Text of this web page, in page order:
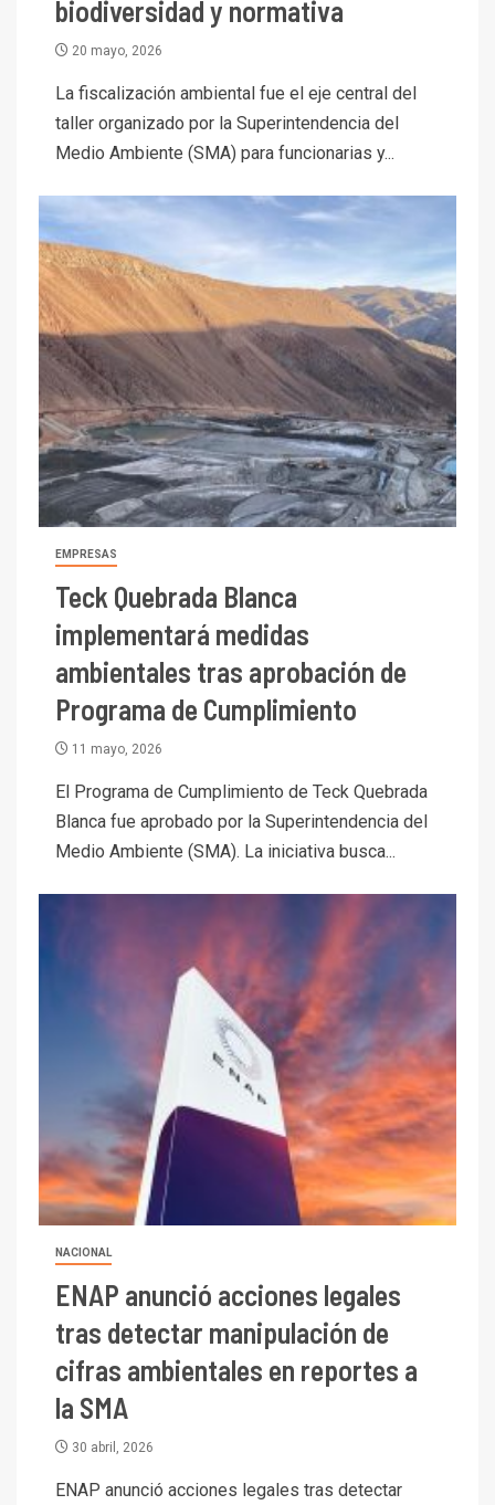
biodiversidad y normativa
20 mayo, 2026
La fiscalización ambiental fue el eje central del
taller organizado por la Superintendencia del
Medio Ambiente (SMA) para funcionarias y...
EMPRESAS
Teck Quebrada Blanca
implementará medidas
ambientales tras aprobación de
Programa de Cumplimiento
11 mayo, 2026
El Programa de Cumplimiento de Teck Quebrada
Blanca fue aprobado por la Superintendencia del
Medio Ambiente (SMA). La iniciativa busca...
NACIONAL
ENAP anunció acciones legales
tras detectar manipulación de
cifras ambientales en reportes a
la SMA
30 abril, 2026
ENAP anunció acciones legales tras detectar